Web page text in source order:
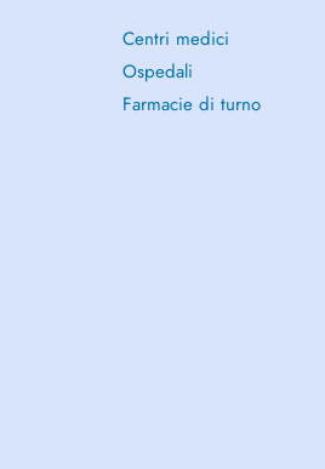
Centri medici
Ospedali
Farmacie di turno